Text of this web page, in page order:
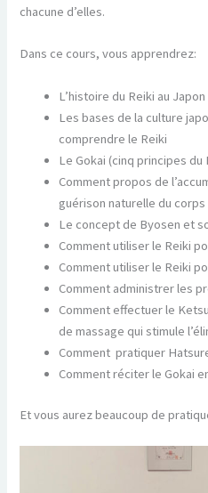
chacune d’elles.
Dans ce cours, vous apprendrez:
L’histoire du Reiki au Japon
Les bases de la culture
comprendre le Reiki
Le Gokai (cinq principes du
Comment propos de
guérison naturelle du corps
Le concept de Byosen et
Comment utiliser le Reiki
Comment utiliser le Reiki
Comment administrer les
Comment effectuer le
de massage qui stimule
Comment pratiquer
Comment réciter le Gokai
Et vous aurez beaucoup de